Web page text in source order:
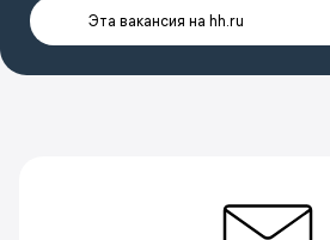
Эта вакансия на hh.ru